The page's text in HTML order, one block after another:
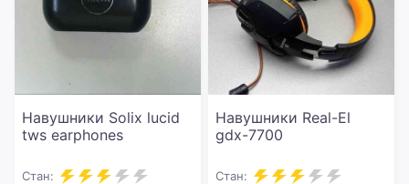
Навушники Solix lucid
tws earphones
Стан:
Навушники Real-El
gdx-7700
Стан: